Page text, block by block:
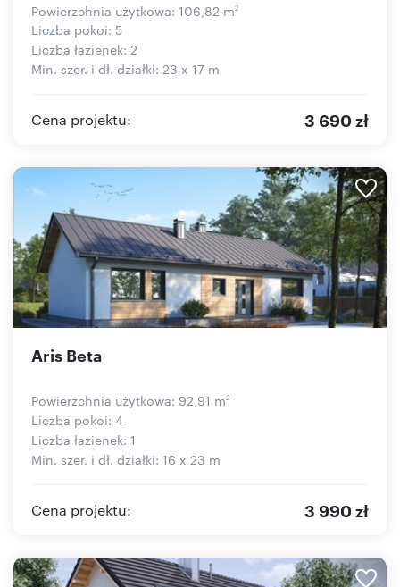
Powierzchnia użytkowa: 106,82 m2
Liczba pokoi: 5
Liczba łazienek: 2
Min. szer. i dł. działki: 23 x 17 m
Cena projektu: 3 690 zł
Aris Beta
Powierzchnia użytkowa: 92,91 m2
Liczba pokoi: 4
Liczba łazienek: 1
Min. szer. i dł. działki: 16 x 23 m
Cena projektu: 3 990 zł